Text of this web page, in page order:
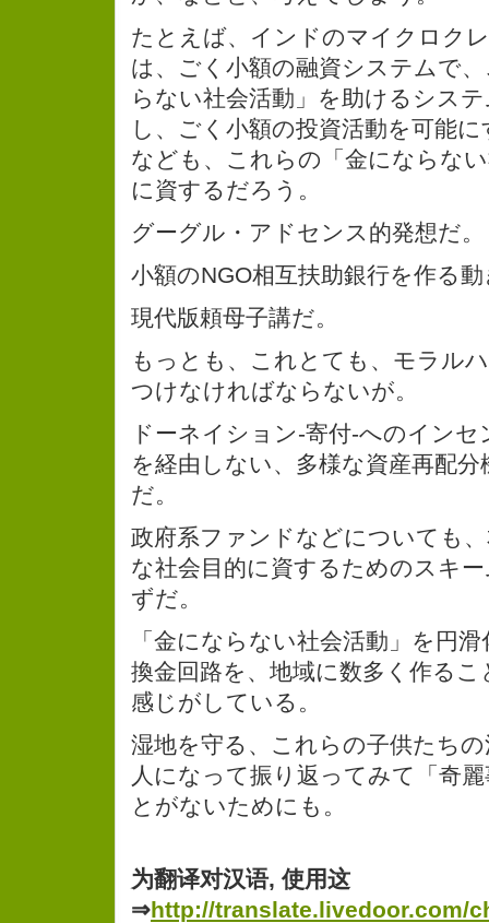
たとえば、インドのマイクロク
は、ごく小額の融資システムで
らない社会活動」を助けるシス
し、ごく小額の投資活動を可能
なども、これらの「金にならな
に資するだろう。
グーグル・アドセンス的発想だ。
小額のNGO相互扶助銀行を作る
現代版頼母子講だ。
もっとも、これとても、モラル
つけなければならないが。
ドーネイション-寄付-へのイン
を経由しない、多様な資産再配
だ。
政府系ファンドなどについても
な社会目的に資するためのスキ
ずだ。
「金にならない社会活動」を円
換金回路を、地域に数多く作る
感じがしている。
湿地を守る、これらの子供たち
人になって振り返ってみて「奇
とがないためにも。
为翻译对汉语, 使用这
⇒http://translate.livedoor.com/